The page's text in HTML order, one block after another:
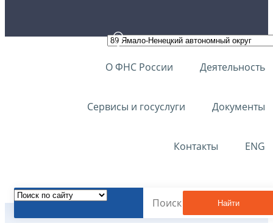
О ФНС России Деятельность
Сервисы и госуслуги Документы
Контакты ENG
Найти